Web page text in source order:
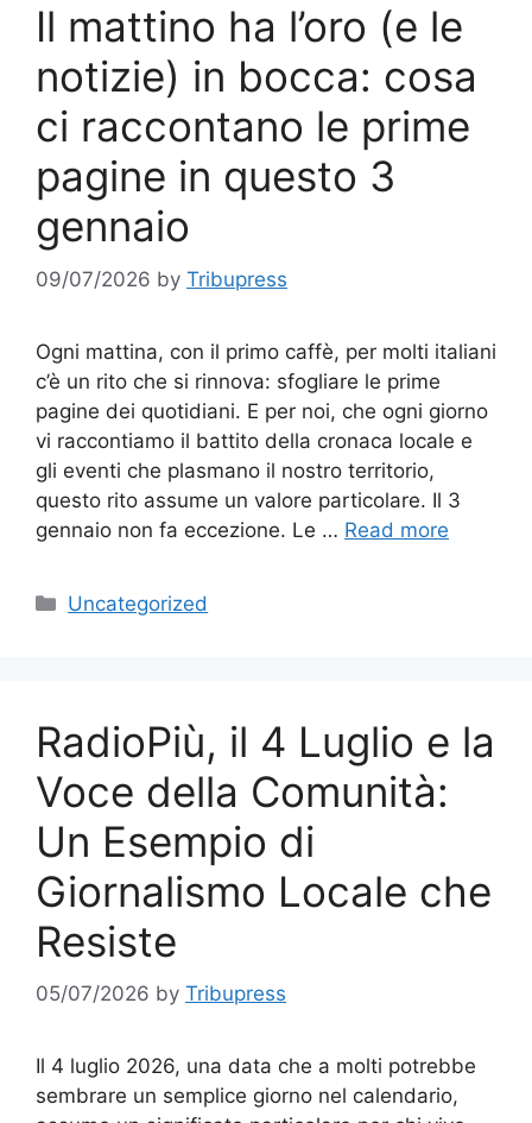
Il mattino ha l’oro (e le
notizie) in bocca: cosa
ci raccontano le prime
pagine in questo 3
gennaio
09/07/2026 by Tribupress
Ogni mattina, con il primo caffè, per molti italiani
c’è un rito che si rinnova: sfogliare le prime
pagine dei quotidiani. E per noi, che ogni giorno
vi raccontiamo il battito della cronaca locale e
gli eventi che plasmano il nostro territorio,
questo rito assume un valore particolare. Il 3
gennaio non fa eccezione. Le … Read more
Categories
Uncategorized
RadioPiù, il 4 Luglio e la
Voce della Comunità:
Un Esempio di
Giornalismo Locale che
Resiste
05/07/2026 by Tribupress
Il 4 luglio 2026, una data che a molti potrebbe
sembrare un semplice giorno nel calendario,